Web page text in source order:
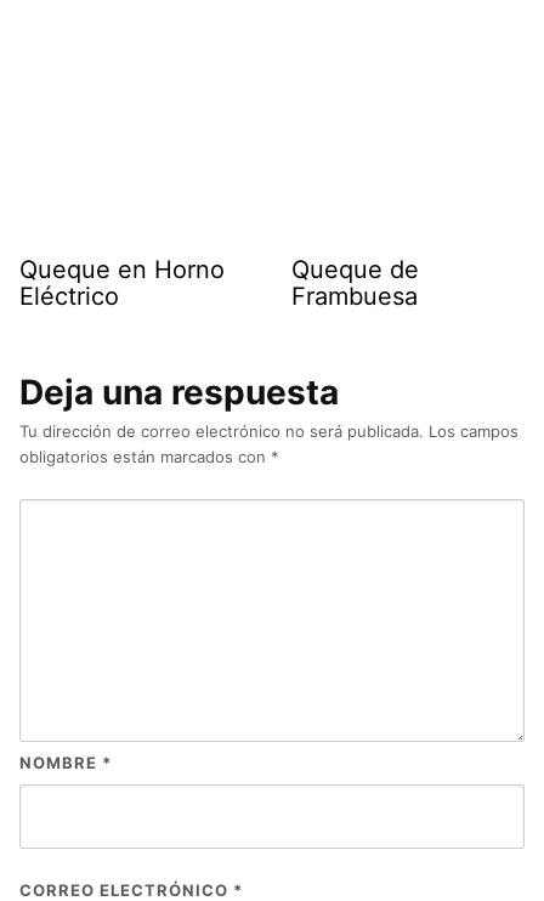
Queque en Horno
Eléctrico
Queque de
Frambuesa
Deja una respuesta
Tu dirección de correo electrónico no será publicada. Los campos
obligatorios están marcados con *
NOMBRE *
CORREO ELECTRÓNICO *